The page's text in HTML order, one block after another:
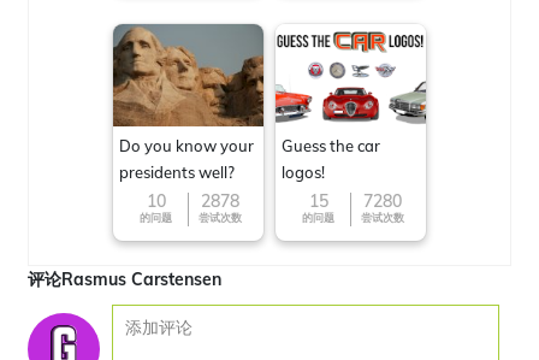
Do you know your
presidents well?
10
的问题
2878
尝试次数
Guess the car
logos!
15
的问题
7280
尝试次数
评论Rasmus Carstensen